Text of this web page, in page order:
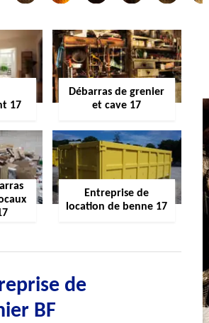
17
Débarras de grenier
et cave 17
Entreprise de
location de benne 17
de
BF